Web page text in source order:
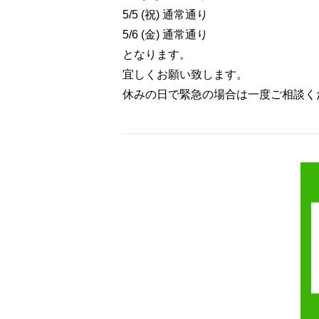
5/5 (祝) 通常通り
5/6 (金) 通常通り
となります。
宜しくお願い致します。
休みの日で緊急の場合は一度ご相談く